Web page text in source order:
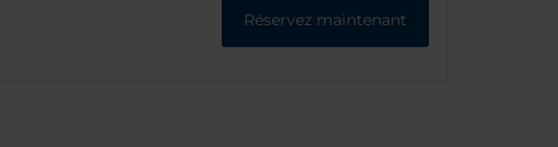
Réservez maintenant